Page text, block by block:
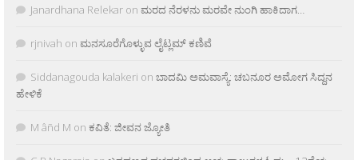
Janardhana Relekar on ಮರದ ನೆರಳನು ಮರವೇ ನುಂಗಿ ಹಾಕಿದಾಗ…
rjnivah on ಮನಸೂರೆಗೊಳ್ಳುವ ಲೈಟ್ಲಮ್ ಕಣಿವೆ
Siddanagouda kalakeri on ಬಾದಮಿ ಅಮವಾಸ್ಯೆ: ಚಬನೂರ ಅಮೋಗ ಸಿದ್ದನ
ಹೇಳಿಕೆ
M âñd M on ಕವಿತೆ: ಜೀವನ ಜ್ಯೋತಿ